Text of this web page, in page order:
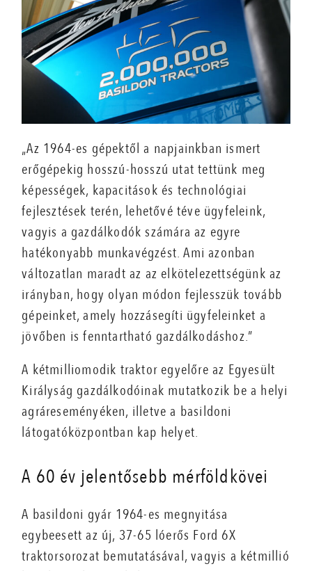
„Az 1964-es gépektől a napjainkban ismert
erőgépekig hosszú-hosszú utat tettünk meg
képességek, kapacitások és technológiai
fejlesztések terén, lehetővé téve ügyfeleink,
vagyis a gazdálkodók számára az egyre
hatékonyabb munkavégzést. Ami azonban
változatlan maradt az az elkötelezettségünk az
irányban, hogy olyan módon fejlesszük tovább
gépeinket, amely hozzásegíti ügyfeleinket a
jövőben is fenntartható gazdálkodáshoz.”
A kétmilliomodik traktor egyelőre az Egyesült
Királyság gazdálkodóinak mutatkozik be a helyi
agráreseményéken, illetve a basildoni
látogatóközpontban kap helyet.
A 60 év jelentősebb mérföldkövei
A basildoni gyár 1964-es megnyitása
egybeesett az új, 37-65 lóerős Ford 6X
traktorsorozat bemutatásával, vagyis a kétmillió